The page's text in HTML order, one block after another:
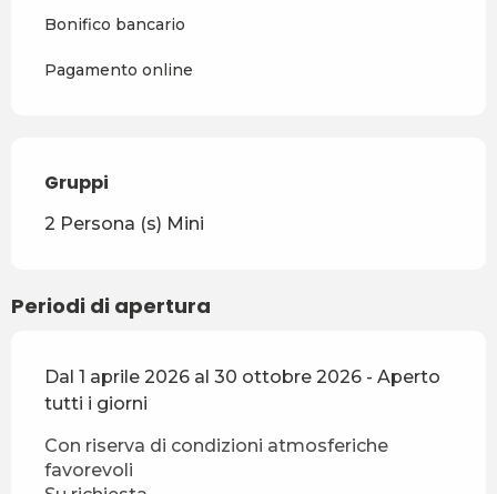
Bonifico bancario
Pagamento online
Gruppi
Gruppi
2 Persona (s) Mini
Periodi di apertura
Dal 1 aprile 2026 al 30 ottobre 2026 - Aperto
tutti i giorni
Con riserva di condizioni atmosferiche
favorevoli